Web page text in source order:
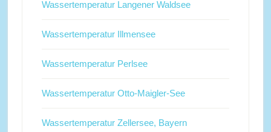
Wassertemperatur Langener Waldsee
Wassertemperatur Illmensee
Wassertemperatur Perlsee
Wassertemperatur Otto-Maigler-See
Wassertemperatur Zellersee, Bayern